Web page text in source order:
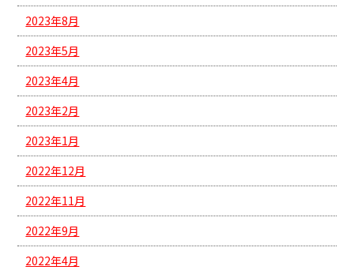
2023年8月
2023年5月
2023年4月
2023年2月
2023年1月
2022年12月
2022年11月
2022年9月
2022年4月